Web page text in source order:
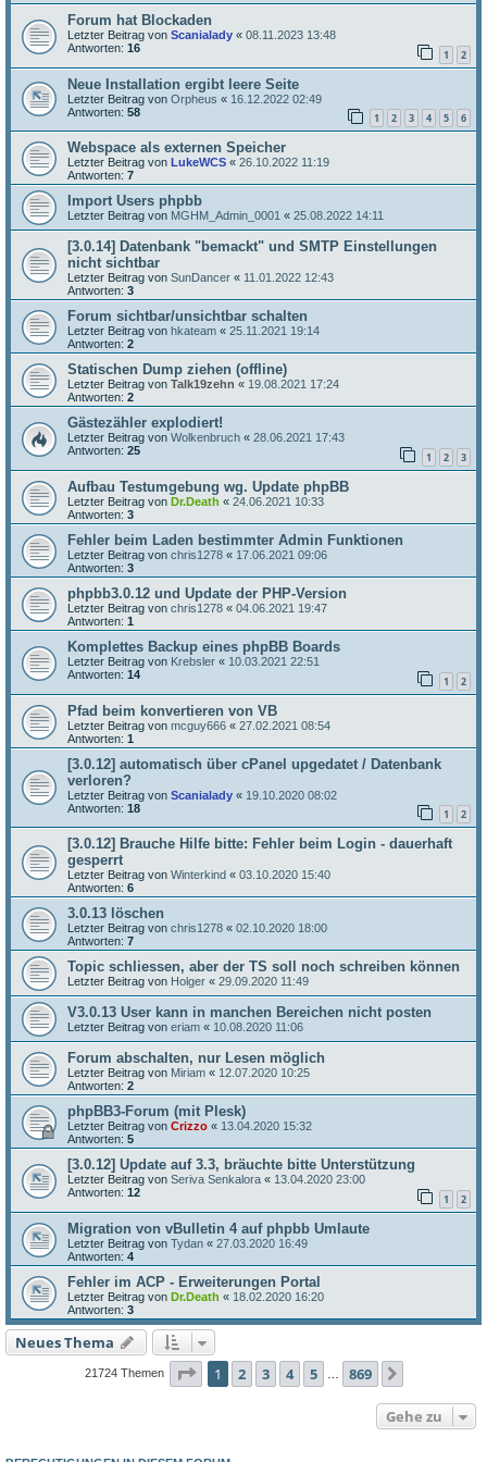
Forum hat Blockaden
Letzter Beitrag von Scanialady « 08.11.2023 13:48
Antworten: 16 1 2
Neue Installation ergibt leere Seite
Letzter Beitrag von Orpheus « 16.12.2022 02:49
Antworten: 58 1 2 3 4 5 6
Webspace als externen Speicher
Letzter Beitrag von LukeWCS « 26.10.2022 11:19
Antworten: 7
Import Users phpbb
Letzter Beitrag von MGHM_Admin_0001 « 25.08.2022 14:11
[3.0.14] Datenbank "bemackt" und SMTP Einstellungen
nicht sichtbar
Letzter Beitrag von SunDancer « 11.01.2022 12:43
Antworten: 3
Forum sichtbar/unsichtbar schalten
Letzter Beitrag von hkateam « 25.11.2021 19:14
Antworten: 2
Statischen Dump ziehen (offline)
Letzter Beitrag von Talk19zehn « 19.08.2021 17:24
Antworten: 2
Gästezähler explodiert!
Letzter Beitrag von Wolkenbruch « 28.06.2021 17:43
Antworten: 25 1 2 3
Aufbau Testumgebung wg. Update phpBB
Letzter Beitrag von Dr.Death « 24.06.2021 10:33
Antworten: 3
Fehler beim Laden bestimmter Admin Funktionen
Letzter Beitrag von chris1278 « 17.06.2021 09:06
Antworten: 3
phpbb3.0.12 und Update der PHP-Version
Letzter Beitrag von chris1278 « 04.06.2021 19:47
Antworten: 1
Komplettes Backup eines phpBB Boards
Letzter Beitrag von Krebsler « 10.03.2021 22:51
Antworten: 14 1 2
Pfad beim konvertieren von VB
Letzter Beitrag von mcguy666 « 27.02.2021 08:54
Antworten: 1
[3.0.12] automatisch über cPanel upgedatet / Datenbank
verloren?
Letzter Beitrag von Scanialady « 19.10.2020 08:02
Antworten: 18 1 2
[3.0.12] Brauche Hilfe bitte: Fehler beim Login - dauerhaft
gesperrt
Letzter Beitrag von Winterkind « 03.10.2020 15:40
Antworten: 6
3.0.13 löschen
Letzter Beitrag von chris1278 « 02.10.2020 18:00
Antworten: 7
Topic schliessen, aber der TS soll noch schreiben können
Letzter Beitrag von Holger « 29.09.2020 11:49
V3.0.13 User kann in manchen Bereichen nicht posten
Letzter Beitrag von eriam « 10.08.2020 11:06
Forum abschalten, nur Lesen möglich
Letzter Beitrag von Miriam « 12.07.2020 10:25
Antworten: 2
phpBB3-Forum (mit Plesk)
Letzter Beitrag von Crizzo « 13.04.2020 15:32
Antworten: 5
[3.0.12] Update auf 3.3, bräuchte bitte Unterstützung
Letzter Beitrag von Seriva Senkalora « 13.04.2020 23:00
Antworten: 12 1 2
Migration von vBulletin 4 auf phpbb Umlaute
Letzter Beitrag von Tydan « 27.03.2020 16:49
Antworten: 4
Fehler im ACP - Erweiterungen Portal
Letzter Beitrag von Dr.Death « 18.02.2020 16:20
Antworten: 3
Neues Thema
21724 Themen Seite 1von 869
1 2 3 4 5 869
Gehe zu